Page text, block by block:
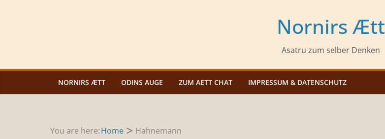
Nornirs Ætt
Asatru zum selber Denken
NORNIRS ÆTT ODINS AUGE ZUM AETT CHAT IMPRESSUM & DATENSCHUTZ
You are here:Home Hahnemann